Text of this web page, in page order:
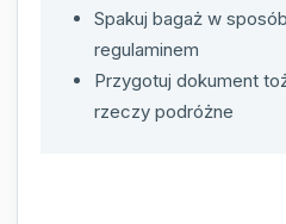
Spakuj bagaż w
regulaminem
Przygotuj dokument
rzeczy podróżne